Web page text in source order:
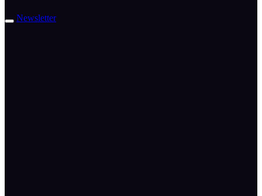
Newsletter